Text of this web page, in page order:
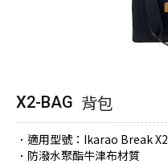
X2-BAG 背包
．適用型號：Ikarao Break X2
．防潑水聚酯牛津布材質